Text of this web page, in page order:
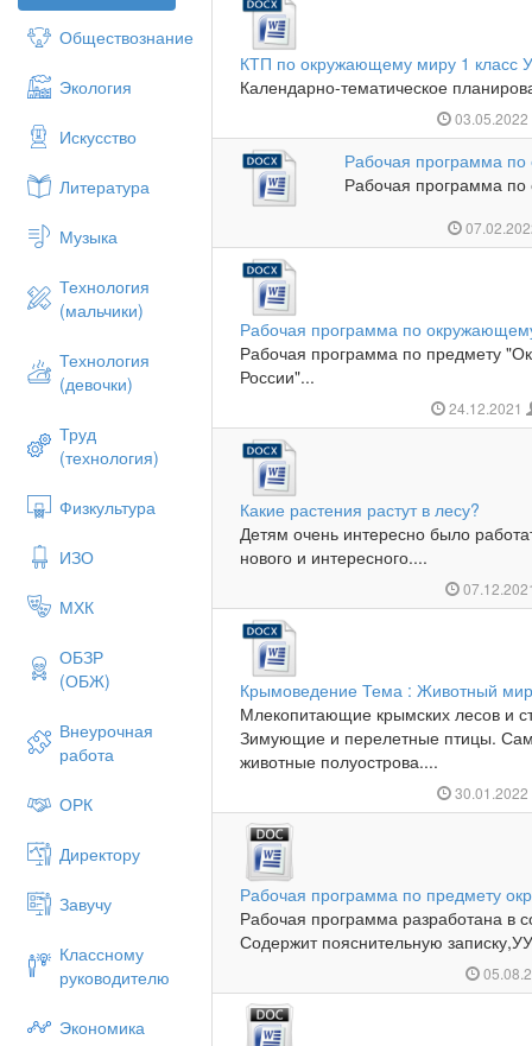
Обществознание
Экология
Искусство
Литература
Музыка
Технология
(мальчики)
Технология
(девочки)
Труд
(технология)
Физкультура
ИЗО
МХК
ОБЗР
(ОБЖ)
Внеурочная
работа
ОРК
Директору
Завучу
Классному
руководителю
Экономика
КТП по окружающему миру 1 класс
Календарно-тематическое
03.05.2022
Рабочая программа
Рабочая программа
Рабочая программа по
Рабочая программа по предмету
России"...
24.12.2021
Какие растения растут в лесу?
Детям очень интересно было
нового и интересного....
Крымоведение Тема : Животный
Млекопитающие крымских лесов и
Зимующие и перелетные птицы.
животные полуострова....
30.01.2022
Рабочая программа по предмету
Рабочая программа разработана в
Содержит пояснительную